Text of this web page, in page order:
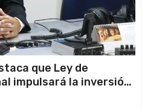
que Ley de
impulsará la inversión